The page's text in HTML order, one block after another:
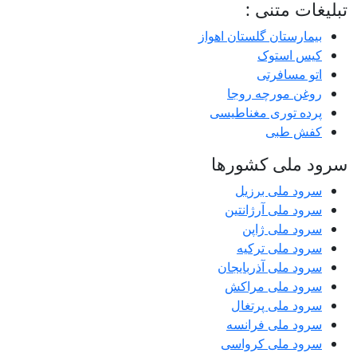
تبلیغات متنی :
بیمارستان گلستان اهواز
کیس استوک
اتو مسافرتی
روغن مورچه روجا
پرده توری مغناطیسی
کفش طبی
سرود ملی کشورها
سرود ملی برزیل
سرود ملی آرژانتین
سرود ملی ژاپن
سرود ملی ترکیه
سرود ملی آذربایجان
سرود ملی مراکش
سرود ملی پرتغال
سرود ملی فرانسه
سرود ملی کرواسی